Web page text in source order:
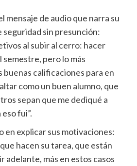
mensaje de audio que narra su
sin presunción:
al subir al cerro: hacer
semestre, pero lo más
buenas calificaciones para en
como un buen alumno, que
sepan que me dediqué a
fui”.
en explicar sus motivaciones:
hacen su tarea, que están
adelante, más en estos casos